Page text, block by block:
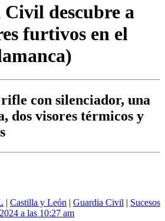
descubre a
furtivos en el
con silenciador, una
dos visores térmicos y
| Castilla y León | Guardia Civil | Sucesos
a las 10:27 am